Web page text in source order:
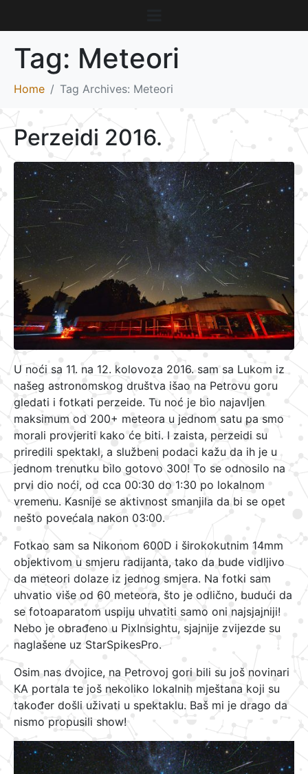
Tag: Meteori
Home Tag Archives: Meteori
Perzeidi 2016.
U noći sa 11. na 12. kolovoza 2016. sam sa Lukom iz
našeg astronomskog društva išao na Petrovu goru
gledati i fotkati perzeide. Tu noć je bio najavljen
maksimum od 200+ meteora u jednom satu pa smo
morali provjeriti kako će biti. I zaista, perzeidi su
priredili spektakl, a službeni podaci kažu da ih je u
jednom trenutku bilo gotovo 300! To se odnosilo na
prvi dio noći, od cca 00:30 do 1:30 po lokalnom
vremenu. Kasnije se aktivnost smanjila da bi se opet
nešto povećala nakon 03:00.
Fotkao sam sa Nikonom 600D i širokokutnim 14mm
objektivom u smjeru radijanta, tako da bude vidljivo
da meteori dolaze iz jednog smjera. Na fotki sam
uhvatio više od 60 meteora, što je odlično, budući da
se fotoaparatom uspiju uhvatiti samo oni najsjajniji!
Nebo je obrađeno u PixInsightu, sjajnije zvijezde su
naglašene uz StarSpikesPro.
Osim nas dvojice, na Petrovoj gori bili su još novinari
KA portala te još nekoliko lokalnih mještana koji su
također došli uživati u spektaklu. Baš mi je drago da
nismo propusili show!